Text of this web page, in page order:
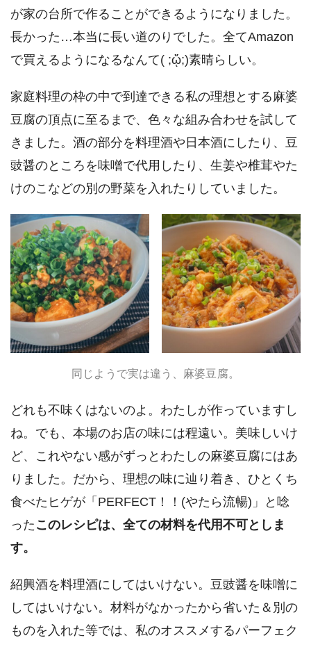
が家の台所で作ることができるようになりました。
長かった…本当に長い道のりでした。全てAmazon
で買えるようになるなんて( ;ᾥ;)素晴らしい。
家庭料理の枠の中で到達できる私の理想とする麻婆
豆腐の頂点に至るまで、色々な組み合わせを試して
きました。酒の部分を料理酒や日本酒にしたり、豆
豉醤のところを味噌で代用したり、生姜や椎茸やた
けのこなどの別の野菜を入れたりしていました。
同じようで実は違う、麻婆豆腐。
どれも不味くはないのよ。わたしが作っていますし
ね。でも、本場のお店の味には程遠い。美味しいけ
ど、これやない感がずっとわたしの麻婆豆腐にはあ
りました。だから、理想の味に辿り着き、ひとくち
食べたヒゲが「PERFECT！！(やたら流暢)」と唸
った このレシピは、全ての材料を代用不可としま
す。
紹興酒を料理酒にしてはいけない。豆豉醤を味噌に
してはいけない。材料がなかったから省いた＆別の
ものを入れた等では、私のオススメするパーフェク